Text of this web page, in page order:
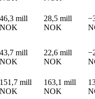
46,3 mill
NOK
28,5 mill
NOK
43,7 mill
NOK
22,6 mill
NOK
151,7 mill
NOK
163,1 mill
NOK